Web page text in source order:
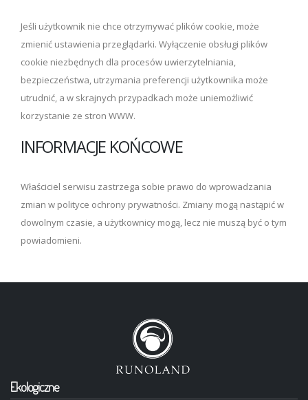
Jeśli użytkownik nie chce otrzymywać plików cookie, może
zmienić ustawienia przeglądarki. Wyłączenie obsługi plików
cookie niezbędnych dla procesów uwierzytelniania,
bezpieczeństwa, utrzymania preferencji użytkownika może
utrudnić, a w skrajnych przypadkach może uniemożliwić
korzystanie ze stron WWW.
INFORMACJE KOŃCOWE
Właściciel serwisu zastrzega sobie prawo do wprowadzania
zmian w polityce ochrony prywatności. Zmiany mogą nastąpić w
dowolnym czasie, a użytkownicy mogą, lecz nie muszą być o tym
powiadomieni.
Ekologiczne